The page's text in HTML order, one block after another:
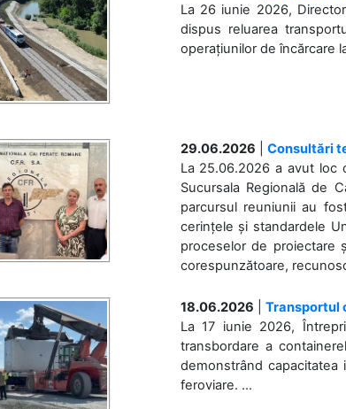
La 26 iunie 2026,
dispus reluarea
operațiunilor de încărcare
29.06.2026
Consultări
La 25.06.2026 a avut loc
Sucursala Regională de
parcursul reuniunii au
cerințele și standardele
proceselor de proiectare
corespunzătoare,
18.06.2026
Transportul
La 17 iunie 2026,
transbordare a
demonstrând
feroviare. ...